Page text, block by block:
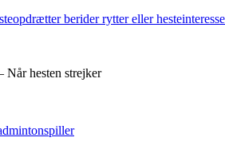
Når hesten strejker